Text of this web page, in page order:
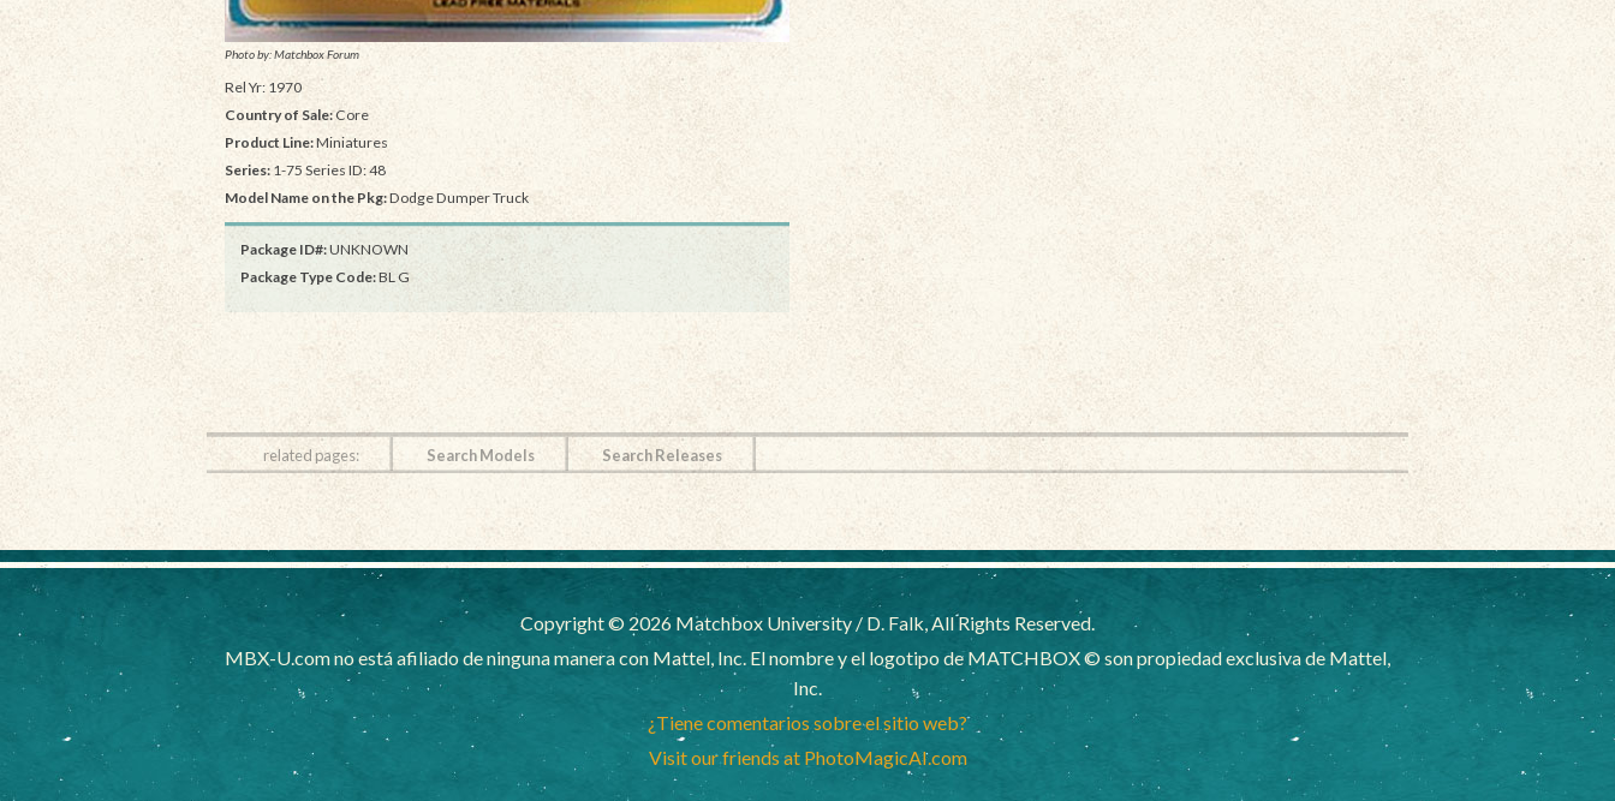
Photo by: Matchbox Forum
Rel Yr: 1970
Country of Sale:Core
Product Line:Miniatures
Series: 1-75 Series ID: 48
Model Name on the Pkg:Dodge Dumper Truck
Package ID#:UNKNOWN
Package Type Code:BL G
related pages: Search Models Search Releases
Copyright © 2026 Matchbox University / D. Falk, All Rights Reserved.
MBX-U.com no está afiliado de ninguna manera con Mattel, Inc. El nombre y el logotipo de MATCHBOX © son propiedad exclusiva de Mattel,
Inc.
¿Tiene comentarios sobre el sitio web?
Visit our friends at PhotoMagicAI.com